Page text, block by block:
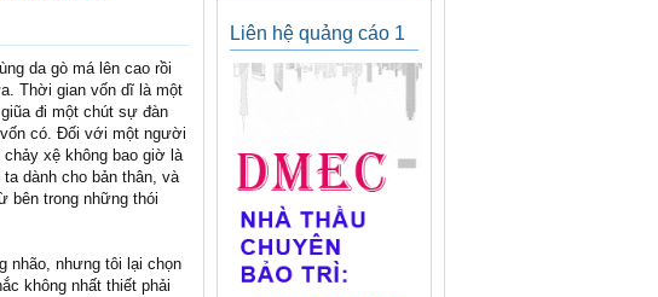
da gò má lên cao rồi
Thời gian vốn dĩ là một
đi một chút sự đàn
có. Đối với một người
xệ không bao giờ là
dành cho bản thân, và
bên trong những thói
nhão, nhưng tôi lại chọn
không nhất thiết phải
Liên hệ quảng cáo 1